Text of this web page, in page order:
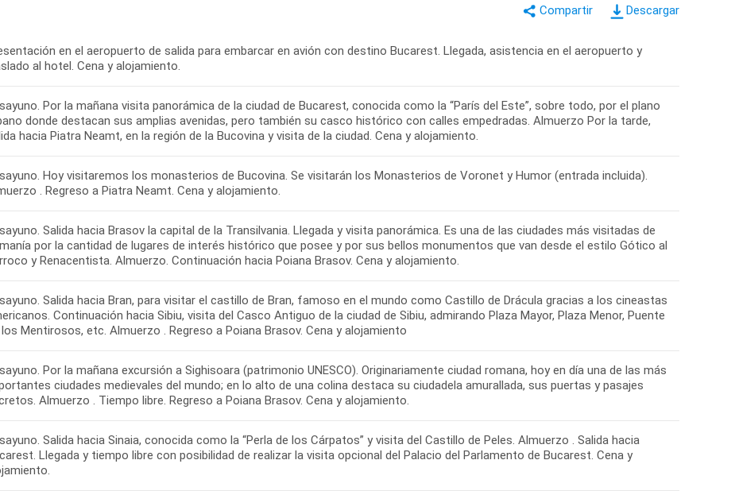
Descargar
en el aeropuerto de salida para embarcar en avión con destino Bucarest. Llegada, asistencia en el aeropuerto y
al hotel. Cena y alojamiento.
Por la mañana visita panorámica de la ciudad de Bucarest, conocida como la “París del Este”, sobre todo, por el plano
donde destacan sus amplias avenidas, pero también su casco histórico con calles empedradas. Almuerzo Por la tarde,
hacia Piatra Neamt, en la región de la Bucovina y visita de la ciudad. Cena y alojamiento.
Hoy visitaremos los monasterios de Bucovina. Se visitarán los Monasterios de Voronet y Humor (entrada incluida).
. Regreso a Piatra Neamt. Cena y alojamiento.
Salida hacia Brasov la capital de la Transilvania. Llegada y visita panorámica. Es una de las ciudades más visitadas de
por la cantidad de lugares de interés histórico que posee y por sus bellos monumentos que van desde el estilo Gótico al
y Renacentista. Almuerzo. Continuación hacia Poiana Brasov. Cena y alojamiento.
Salida hacia Bran, para visitar el castillo de Bran, famoso en el mundo como Castillo de Drácula gracias a los cineastas
Continuación hacia Sibiu, visita del Casco Antiguo de la ciudad de Sibiu, admirando Plaza Mayor, Plaza Menor, Puente
Mentirosos, etc. Almuerzo . Regreso a Poiana Brasov. Cena y alojamiento
Por la mañana excursión a Sighisoara (patrimonio UNESCO). Originariamente ciudad romana, hoy en día una de las más
ciudades medievales del mundo; en lo alto de una colina destaca su ciudadela amurallada, sus puertas y pasajes
Almuerzo . Tiempo libre. Regreso a Poiana Brasov. Cena y alojamiento.
Salida hacia Sinaia, conocida como la “Perla de los Cárpatos” y visita del Castillo de Peles. Almuerzo . Salida hacia
Llegada y tiempo libre con posibilidad de realizar la visita opcional del Palacio del Parlamento de Bucarest. Cena y